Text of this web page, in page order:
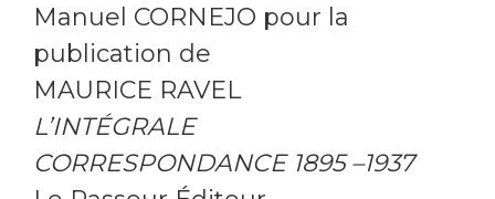
Manuel CORNEJO pour la
publication de
MAURICE RAVEL
L’INTÉGRALE
CORRESPONDANCE 1895 –1937